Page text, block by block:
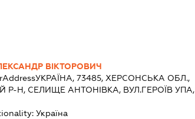
ВІКТОРОВИЧ
УКРАЇНА, 73485, ХЕРСОНСЬКА ОБЛ.,
Р-Н, СЕЛИЩЕ АНТОНІВКА, ВУЛ.ГЕРОЇВ УПА,
Україна